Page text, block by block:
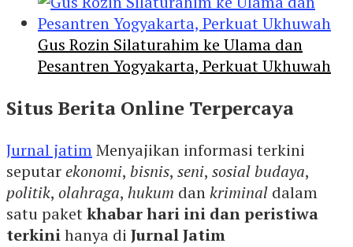
Gus Rozin Silaturahim ke Ulama dan
Pesantren Yogyakarta, Perkuat Ukhuwah
Situs Berita Online Terpercaya
Jurnal jatimMenyajikan informasi terkini
seputarekonomi, bisnis, seni, sosial budaya,
politik, olahraga, hukum dankriminal dalam
satu paketkhabar hari ini dan peristiwa
terkinihanya di Jurnal Jatim